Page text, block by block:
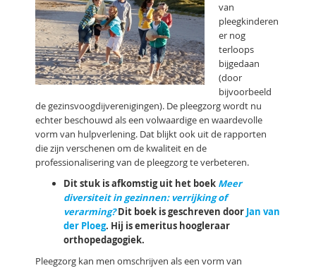
van
pleegkinderen
er nog
terloops
bijgedaan
(door
bijvoorbeeld
de gezinsvoogdijverenigingen). De pleegzorg wordt nu
echter beschouwd als een volwaardige en waardevolle
vorm van hulpverlening. Dat blijkt ook uit de rapporten
die zijn verschenen om de kwaliteit en de
professionalisering van de pleegzorg te verbeteren.
Dit stuk is afkomstig uit het boek Meer
diversiteit in gezinnen: verrijking of
verarming? Dit boek is geschreven door Jan van
der Ploeg. Hij is emeritus hoogleraar
orthopedagogiek.
Pleegzorg kan men omschrijven als een vorm van